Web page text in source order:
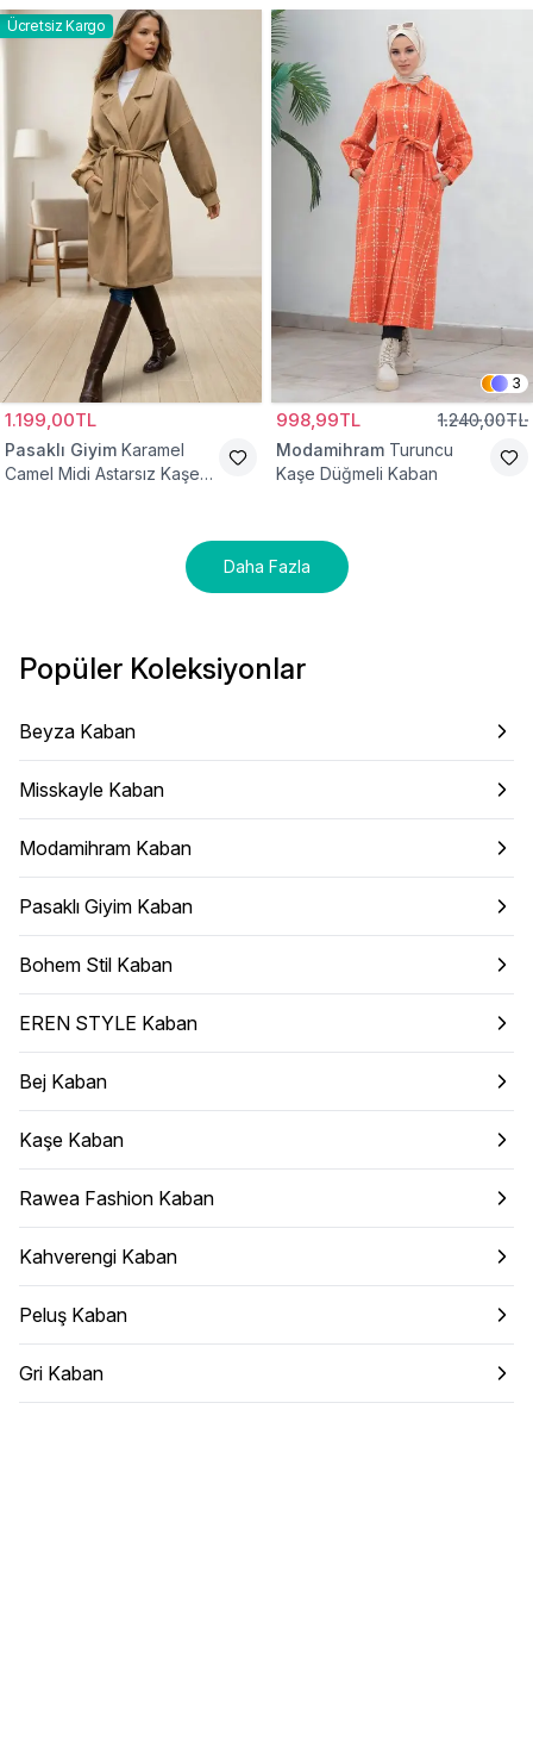
Ücretsiz Kargo
1.199,00TL
Pasaklı Giyim Karamel
Camel Midi Astarsız Kaşe
3
998,99TL 1.240,00TL
Modamihram Turuncu
Kaşe Düğmeli Kaban
Daha Fazla
Popüler Koleksiyonlar
Beyza Kaban
Misskayle Kaban
Modamihram Kaban
Pasaklı Giyim Kaban
Bohem Stil Kaban
EREN STYLE Kaban
Bej Kaban
Kaşe Kaban
Rawea Fashion Kaban
Kahverengi Kaban
Peluş Kaban
Gri Kaban